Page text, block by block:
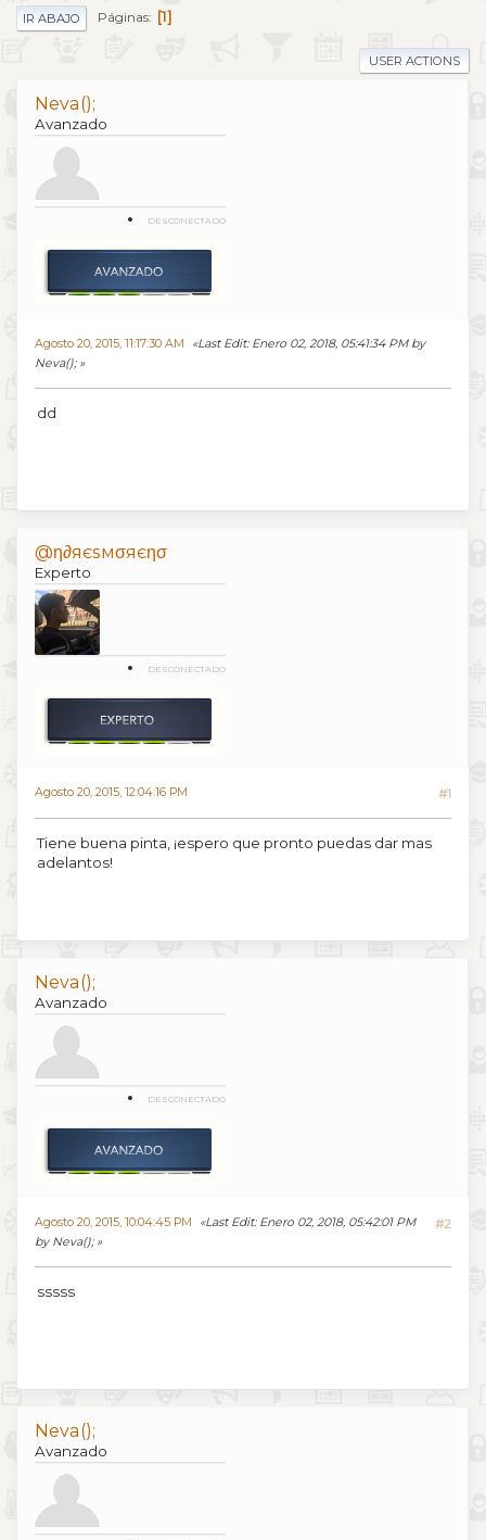
IR ABAJO Páginas 1
USER ACTIONS
Neva();
Avanzado
DESCONECTADO
Agosto 20, 2015, 11:17:30 AM Last Edit: Enero 02, 2018, 05:41:34 PM by
Neva();
dd
@η∂яєѕмσяєησ
Experto
DESCONECTADO
Agosto 20, 2015, 12:04:16 PM #1
Tiene buena pinta, ¡espero que pronto puedas dar mas
adelantos!
Neva();
Avanzado
DESCONECTADO
Agosto 20, 2015, 10:04:45 PM #2
Last Edit: Enero 02, 2018, 05:42:01 PM
by Neva();
sssss
Neva();
Avanzado